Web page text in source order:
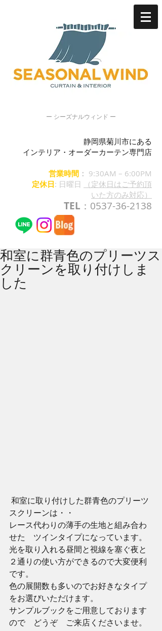
ー シーズナルウィンド ー
静岡県菊川市にある
インテリア・オーダーカーテン専門店
営業時間 ： 9:30AM – 6:00PM
定休日: 日曜日
（定休日はご予約頂
いた方のみ対応）
TEL ：0537-36-2138
和室に群青色のプリーツス
クリーンを取り付けしま
した
スクリーンは・・
レース代わりの薄手の生地と組み合わ
せた　ツインタイプになっています。
光を取り入れる昼間と視線を塞ぐ夜と
２通りの使い方ができるので大変便利
です。
色の展開数も多いのでお好きなタイプ
をお選びいただけます。
サンプルブックをご用意しております
ので　どうぞ　ご来店くださいませ。